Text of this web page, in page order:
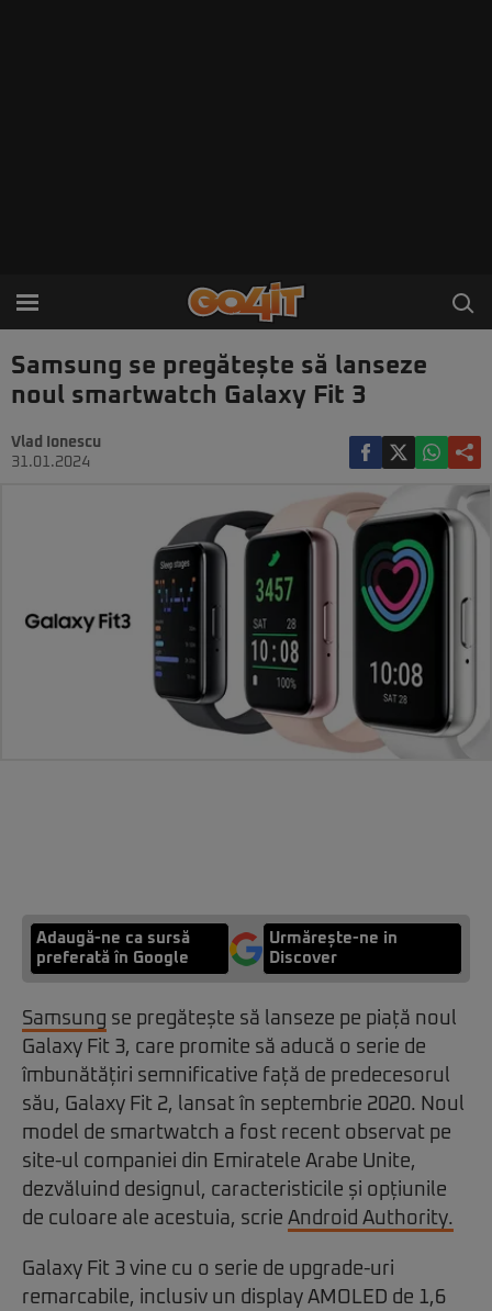
Samsung se pregătește să lanseze
noul smartwatch Galaxy Fit 3
Vlad Ionescu
31.01.2024
Adaugă-ne ca sursă
preferată în Google
Urmărește-ne in
Discover
Samsung se pregătește să lanseze pe piață noul
Galaxy Fit 3, care promite să aducă o serie de
îmbunătățiri semnificative față de predecesorul
său, Galaxy Fit 2, lansat în septembrie 2020. Noul
model de smartwatch a fost recent observat pe
site-ul companiei din Emiratele Arabe Unite,
dezvăluind designul, caracteristicile și opțiunile
de culoare ale acestuia, scrie Android Authority.
Galaxy Fit 3 vine cu o serie de upgrade-uri
remarcabile, inclusiv un display AMOLED de 1,6